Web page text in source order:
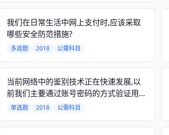
我们在日常生活中网上支付时,应该采取
哪些安全防范措施?
多选题 2018 公需科目
当前网络中的鉴别技术正在快速发展,以
前我们主要通过账号密码的方式验证用户
身份,现在我们会用到U盾识别、指纹识
式。请问下列哪种说法是正确的。
单选题 2018 公需科目